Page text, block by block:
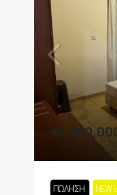
ΠΏΛΗΣΗ NEW